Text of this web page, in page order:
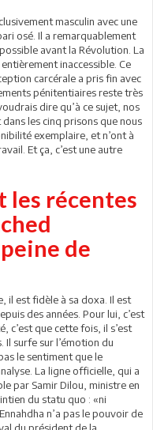
masculin avec une
osé. Il a remarquablement
avant la Révolution. La
inaccessible. Ce
carcérale a pris fin avec
pénitentiaires reste très
dire qu’à ce sujet, nos
les cinq prisons que nous
exemplaire, et n’ont à
Et ça, c’est une autre
les récentes
de
il est fidèle à sa doxa. Il est
des années. Pour lui, c’est
c’est que cette fois, il s’est
surfe sur l’émotion du
le sentiment que le
La ligne officielle, qui a
par Samir Dilou, ministre en
du statu quo : «ni
n’a pas le pouvoir de
du président de la